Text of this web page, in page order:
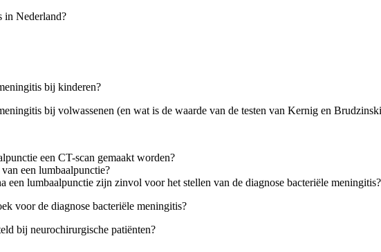
in Nederland?
bij kinderen?
bij volwassenen (en wat is de waarde van de testen van Kernig en
een CT-scan gemaakt worden?
een lumbaalpunctie?
een lumbaalpunctie zijn zinvol voor het stellen van de diagnose bacteriële meningitis?
voor de diagnose bacteriële meningitis?
bij neurochirurgische patiënten?